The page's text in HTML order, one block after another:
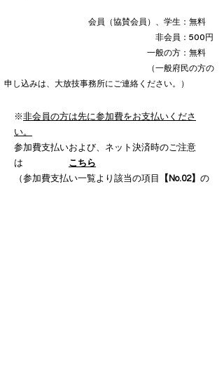
会員（協賛会員）、学生：無料
非会員：500円
一般の方：無料
（一般府民の方の
申し込みは、大放技事務所にご連絡ください。）
※非会員の方は先に参加費をお支払いくださ
い。
参加費支払いおよび、ネット決済時のご注意
は こちら
（参加費支払い一覧より該当の項目
【No.02】 の